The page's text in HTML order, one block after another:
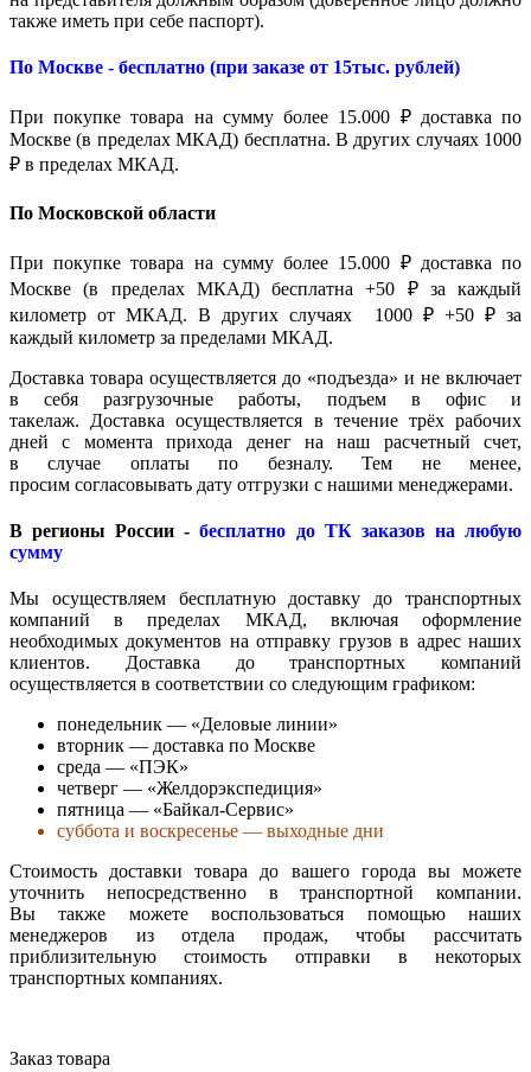
также иметь при себе паспорт).
По Москве - бесплатно (при заказе от 15тыс. рублей)
При покупке товара на сумму более 15.000 ₽ доставка по
Москве (в пределах МКАД) бесплатна. В других случаях 1000
₽ в пределах МКАД.
По Московской области
При покупке товара на сумму более 15.000 ₽ доставка по
Москве (в пределах МКАД) бесплатна +50 ₽ за каждый
километр от МКАД. В других случаях 1000 ₽ +50 ₽ за
каждый километр за пределами МКАД.
Доставка товара осуществляется до «подъезда» и не включает
в себя разгрузочные работы, подъем в офис и
такелаж. Доставка осуществляется в течение трёх рабочих
дней с момента прихода денег на наш расчетный счет,
в случае оплаты по безналу. Тем не менее,
просим согласовывать дату отгрузки с нашими менеджерами.
В регионы России -бесплатно до ТК заказов на любую
сумму
Мы осуществляем бесплатную доставку до транспортных
компаний в пределах МКАД, включая оформление
необходимых документов на отправку грузов в адрес наших
клиентов. Доставка до транспортных компаний
осуществляется в соответствии со следующим графиком:
понедельник — «Деловые линии»
вторник — доставка по Москве
среда — «ПЭК»
четверг — «Желдорэкспедиция»
пятница — «Байкал-Сервис»
суббота и воскресенье — выходные дни
Стоимость доставки товара до вашего города вы можете
уточнить непосредственно в транспортной компании.
Вы также можете воспользоваться помощью наших
менеджеров из отдела продаж, чтобы рассчитать
приблизительную стоимость отправки в некоторых
транспортных компаниях.
Заказ товара